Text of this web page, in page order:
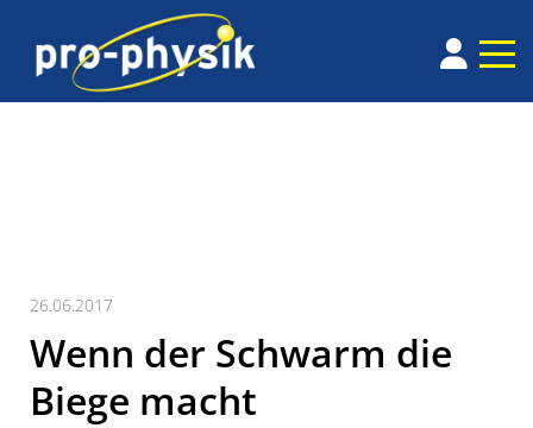
26.06.2017
Wenn der Schwarm die
Biege macht